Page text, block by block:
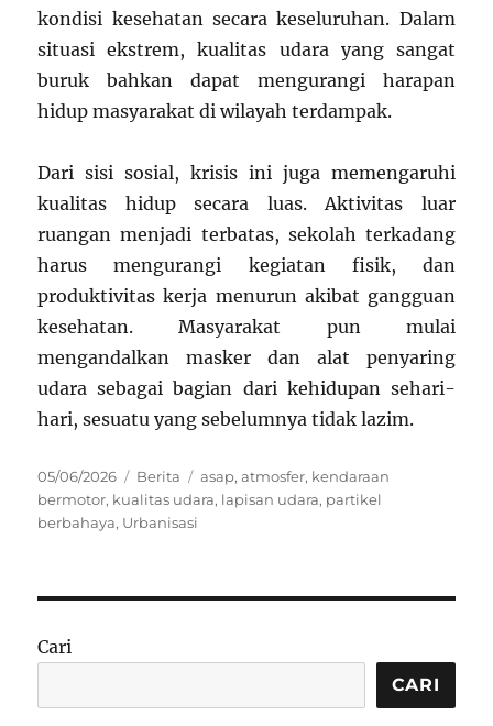
kondisi kesehatan secara keseluruhan. Dalam
situasi ekstrem, kualitas udara yang sangat
buruk bahkan dapat mengurangi harapan
hidup masyarakat di wilayah terdampak.
Dari sisi sosial, krisis ini juga memengaruhi
kualitas hidup secara luas. Aktivitas luar
ruangan menjadi terbatas, sekolah terkadang
harus mengurangi kegiatan fisik, dan
produktivitas kerja menurun akibat gangguan
kesehatan. Masyarakat pun mulai
mengandalkan masker dan alat penyaring
udara sebagai bagian dari kehidupan sehari-
hari, sesuatu yang sebelumnya tidak lazim.
Posted
on
05/06/2026 Categories
Berita Tags
asap,atmosfer, kendaraan
bermotor, kualitas udara, lapisan udara, partikel
berbahaya, Urbanisasi
Cari
CARI